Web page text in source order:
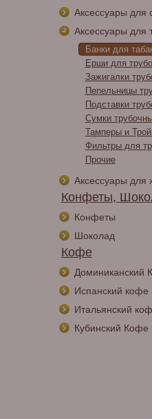
Аксессуары для
Аксессуары для
Банки для
Ерши для
Зажигалки
Пепельницы
Подставки
Сумки
Тамперы и
Фильтры для
Прочие
Аксессуары для
Конфеты,
Конфеты
Шоколад
Кофе
Доминиканский
Испанский кофе
Итальянский
Кубинский Кофе